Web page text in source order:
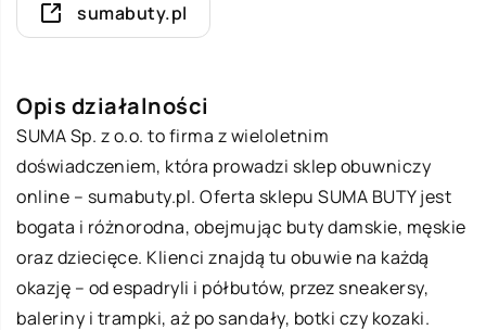
sumabuty.pl
Opis działalności
SUMA Sp. z o.o. to firma z wieloletnim
doświadczeniem, która prowadzi sklep obuwniczy
online – sumabuty.pl. Oferta sklepu SUMA BUTY jest
bogata i różnorodna, obejmując buty damskie, męskie
oraz dziecięce. Klienci znajdą tu obuwie na każdą
okazję – od espadryli i półbutów, przez sneakersy,
baleriny i trampki, aż po sandały, botki czy kozaki.